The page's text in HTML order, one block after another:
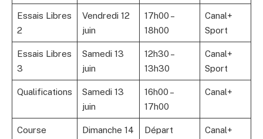
Essais Libres
2
Vendredi 12
juin
17h00 –
18h00
Canal+
Sport
Essais Libres
3
Samedi 13
juin
12h30 –
13h30
Canal+
Sport
Qualifications
Samedi 13
juin
16h00 –
17h00
Canal+
Course
Dimanche 14
Départ
Canal+